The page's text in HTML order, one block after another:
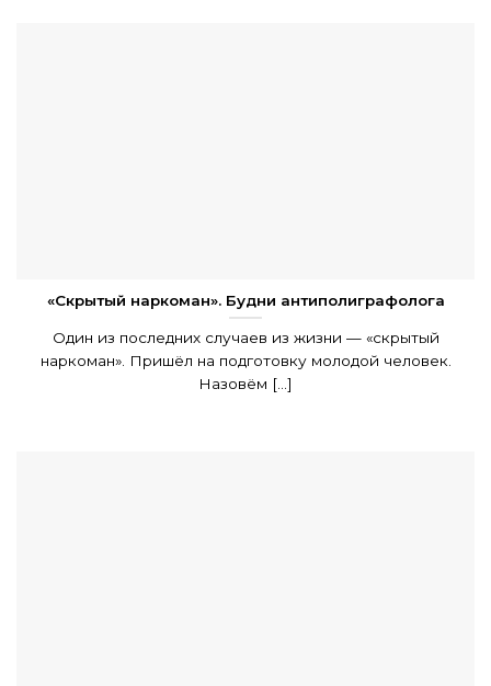
«Скрытый наркоман». Будни антиполиграфолога
Один из последних случаев из жизни — «скрытый
наркоман». Пришёл на подготовку молодой человек.
Назовём [...]